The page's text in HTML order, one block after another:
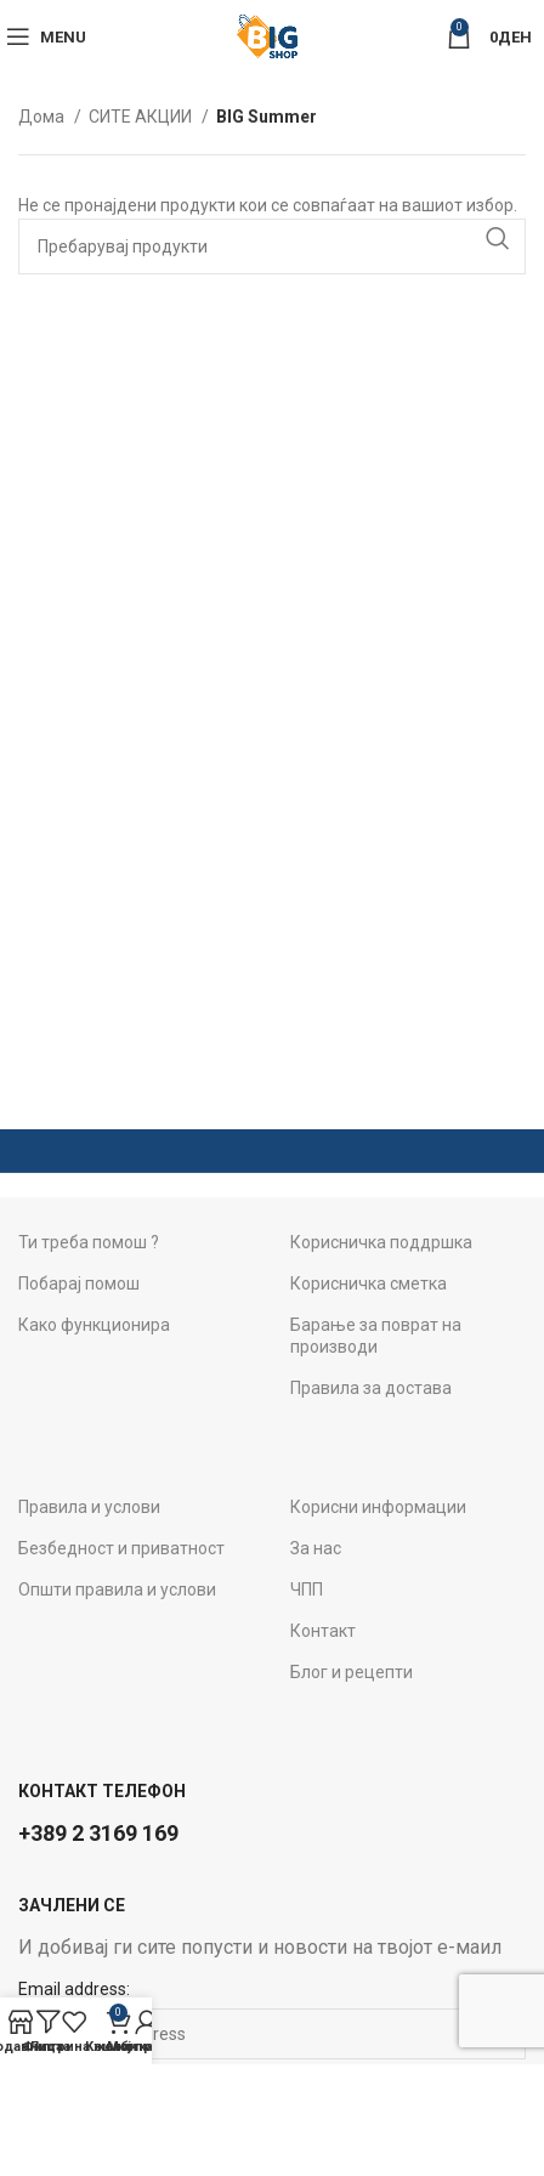
MENU
0
0ДЕН
Дома СИТЕ АКЦИИ BIG Summer
Не се пронајдени продукти кои се совпаѓаат на вашиот избор.
Ти треба помош ?
Побарај помош
Како функционира
Корисничка поддршка
Корисничка сметка
Барање за поврат на
производи
Правила за достава
Правила и услови
Безбедност и приватност
Општи правила и услови
Корисни информации
За нас
ЧПП
Контакт
Блог и рецепти
КОНТАКТ ТЕЛЕФОН
+389 2 3169 169
ЗАЧЛЕНИ СЕ
И добивај ги сите попусти и новости на твојот е-маил
Email address:
Филтри
Листа на желби
0
Кошничка
Мој профил